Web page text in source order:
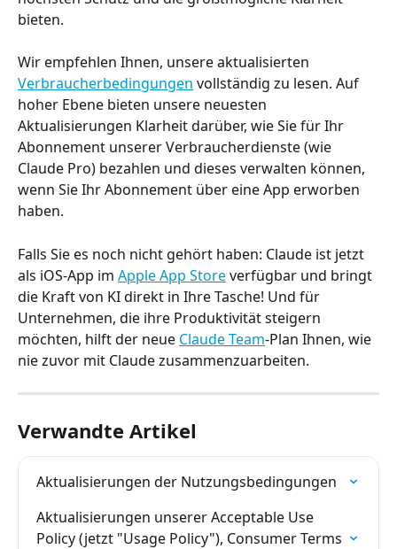
bieten.
Wir empfehlen Ihnen, unsere aktualisierten
Verbraucherbedingungen vollständig zu lesen. Auf
hoher Ebene bieten unsere neuesten
Aktualisierungen Klarheit darüber, wie Sie für Ihr
Abonnement unserer Verbraucherdienste (wie
Claude Pro) bezahlen und dieses verwalten können,
wenn Sie Ihr Abonnement über eine App erworben
haben.
Falls Sie es noch nicht gehört haben: Claude ist jetzt
als iOS-App im Apple App Store verfügbar und bringt
die Kraft von KI direkt in Ihre Tasche! Und für
Unternehmen, die ihre Produktivität steigern
möchten, hilft der neue Claude Team-Plan Ihnen, wie
nie zuvor mit Claude zusammenzuarbeiten.
Verwandte Artikel
Aktualisierungen der Nutzungsbedingungen
Aktualisierungen unserer Acceptable Use
Policy (jetzt "Usage Policy"), Consumer Terms